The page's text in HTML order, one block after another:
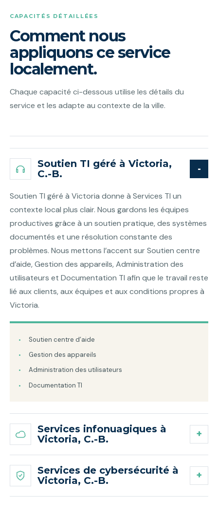
CAPACITÉS DÉTAILLÉES
Comment nous
appliquons ce service
localement.
Chaque capacité ci-dessous utilise les détails du
service et les adapte au contexte de la ville.
Soutien TI géré à Victoria,
C.-B.
Soutien TI géré à Victoria donne à Services TI un
contexte local plus clair. Nous gardons les équipes
productives grâce à un soutien pratique, des systèmes
documentés et une résolution constante des
problèmes. Nous mettons l’accent sur Soutien centre
d’aide, Gestion des appareils, Administration des
utilisateurs et Documentation TI afin que le travail reste
lié aux clients, aux équipes et aux conditions propres à
Victoria.
Soutien centre d’aide
Gestion des appareils
Administration des utilisateurs
Documentation TI
Services infonuagiques à
Victoria, C.-B.
Services de cybersécurité à
Victoria, C.-B.